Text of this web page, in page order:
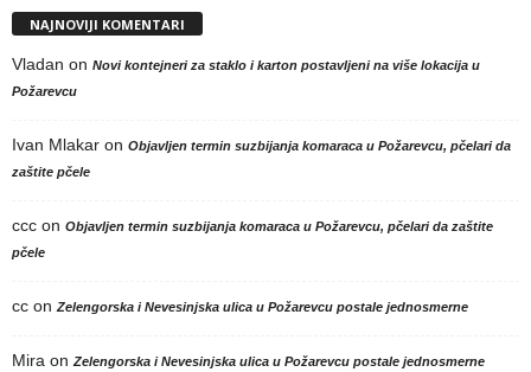
NAJNOVIJI KOMENTARI
Vladan on Novi kontejneri za staklo i karton postavljeni na više lokacija u
Požarevcu
Ivan Mlakar on Objavljen termin suzbijanja komaraca u Požarevcu, pčelari da
zaštite pčele
ccc on Objavljen termin suzbijanja komaraca u Požarevcu, pčelari da zaštite
pčele
cc on Zelengorska i Nevesinjska ulica u Požarevcu postale jednosmerne
Mira on Zelengorska i Nevesinjska ulica u Požarevcu postale jednosmerne